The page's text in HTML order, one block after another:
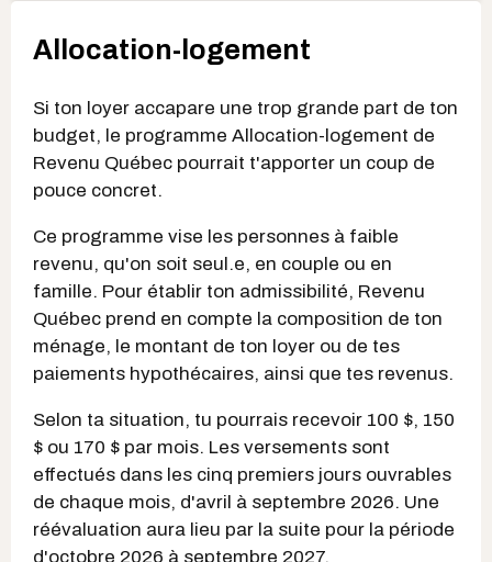
Allocation-logement
Si ton loyer accapare une trop grande part de ton
budget, le programme Allocation-logement de
Revenu Québec pourrait t'apporter un coup de
pouce concret.
Ce programme vise les personnes à faible
revenu, qu'on soit seul.e, en couple ou en
famille. Pour établir ton admissibilité, Revenu
Québec prend en compte la composition de ton
ménage, le montant de ton loyer ou de tes
paiements hypothécaires, ainsi que tes revenus.
Selon ta situation, tu pourrais recevoir 100 $, 150
$ ou 170 $ par mois. Les versements sont
effectués dans les cinq premiers jours ouvrables
de chaque mois, d'avril à septembre 2026. Une
réévaluation aura lieu par la suite pour la période
d'octobre 2026 à septembre 2027.